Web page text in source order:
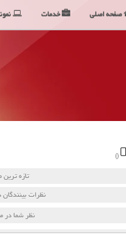
()
تازه
نظرات
نظر شما در
صفحه اصلی خدمات